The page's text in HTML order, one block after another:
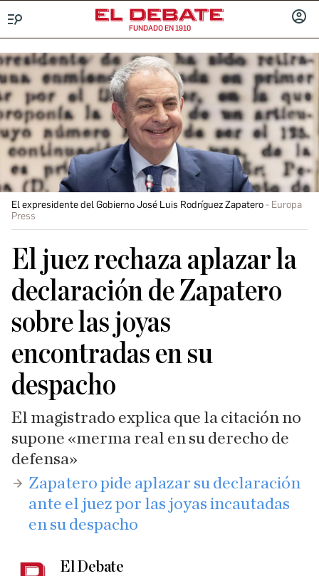
FUNDADO EN 1910
El expresidente del Gobierno José Luis Rodríguez Zapatero
Europa
Press
El juez rechaza aplazar la
declaración de Zapatero
sobre las joyas
encontradas en su
despacho
El magistrado explica que la citación no
supone «merma real en su derecho de
defensa»
Zapatero pide aplazar su declaración
ante el juez por las joyas incautadas
en su despacho
El Debate